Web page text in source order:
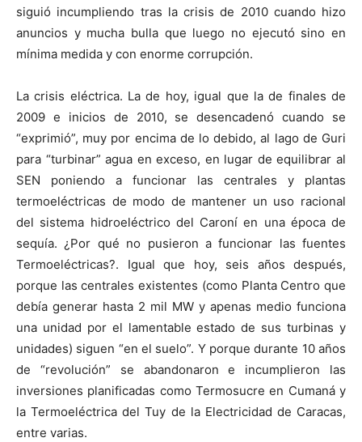
siguió incumpliendo tras la crisis de 2010 cuando hizo
anuncios y mucha bulla que luego no ejecutó sino en
mínima medida y con enorme corrupción.
La crisis eléctrica. La de hoy, igual que la de finales de
2009 e inicios de 2010, se desencadenó cuando se
“exprimió”, muy por encima de lo debido, al lago de Guri
para “turbinar” agua en exceso, en lugar de equilibrar al
SEN poniendo a funcionar las centrales y plantas
termoeléctricas de modo de mantener un uso racional
del sistema hidroeléctrico del Caroní en una época de
sequía. ¿Por qué no pusieron a funcionar las fuentes
Termoeléctricas?. Igual que hoy, seis años después,
porque las centrales existentes (como Planta Centro que
debía generar hasta 2 mil MW y apenas medio funciona
una unidad por el lamentable estado de sus turbinas y
unidades) siguen “en el suelo”. Y porque durante 10 años
de “revolución” se abandonaron e incumplieron las
inversiones planificadas como Termosucre en Cumaná y
la Termoeléctrica del Tuy de la Electricidad de Caracas,
entre varias.